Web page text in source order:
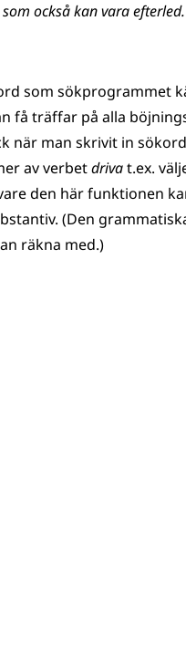
som också kan vara efterled.
som sökprogrammet
få träffar på alla
när man skrivit in
av verbetdrivat.ex.
den här funktionen
(Den
räkna med.)